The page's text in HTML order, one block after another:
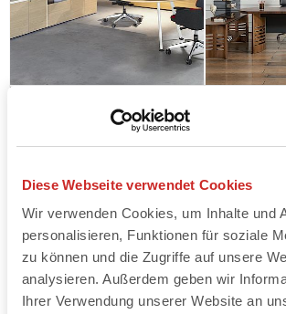
Diese Webseite verwendet Cookies
Wir verwenden Cookies, um Inhalte und
personalisieren, Funktionen für soziale
zu können und die Zugriffe auf unsere
analysieren. Außerdem geben wir
Ihrer Verwendung unserer Website an